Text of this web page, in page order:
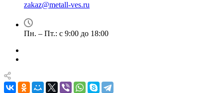
zakaz@metall-ves.ru
Пн. – Пт.: с 9:00 до 18:00